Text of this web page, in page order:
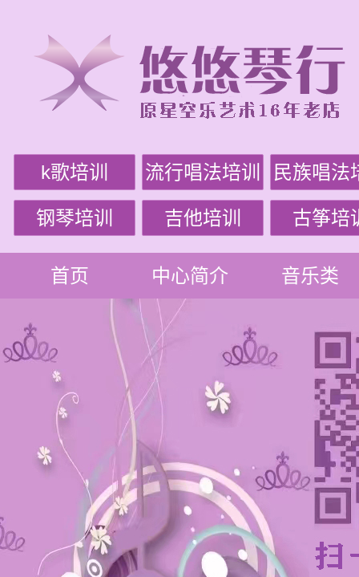
k歌培训 流行唱法培训 民族唱法
钢琴培训 吉他培训 古筝培
首页 中心简介 音乐类